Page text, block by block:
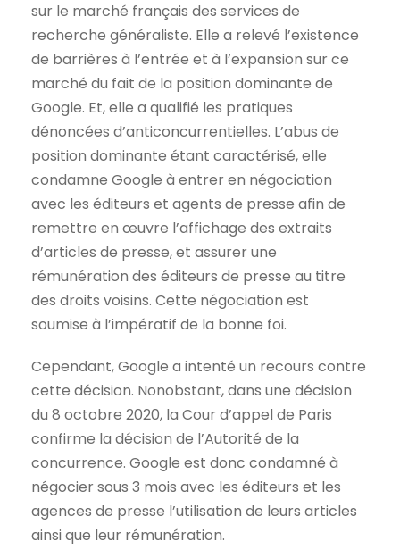
sur le marché français des services de
recherche généraliste. Elle a relevé l’existence
de barrières à l’entrée et à l’expansion sur ce
marché du fait de la position dominante de
Google. Et, elle a qualifié les pratiques
dénoncées d’anticoncurrentielles. L’abus de
position dominante étant caractérisé, elle
condamne Google à entrer en négociation
avec les éditeurs et agents de presse afin de
remettre en œuvre l’affichage des extraits
d’articles de presse, et assurer une
rémunération des éditeurs de presse au titre
des droits voisins. Cette négociation est
soumise à l’impératif de la bonne foi.
Cependant, Google a intenté un recours contre
cette décision. Nonobstant, dans une décision
du 8 octobre 2020, la Cour d’appel de Paris
confirme la décision de l’Autorité de la
concurrence. Google est donc condamné à
négocier sous 3 mois avec les éditeurs et les
agences de presse l’utilisation de leurs articles
ainsi que leur rémunération.